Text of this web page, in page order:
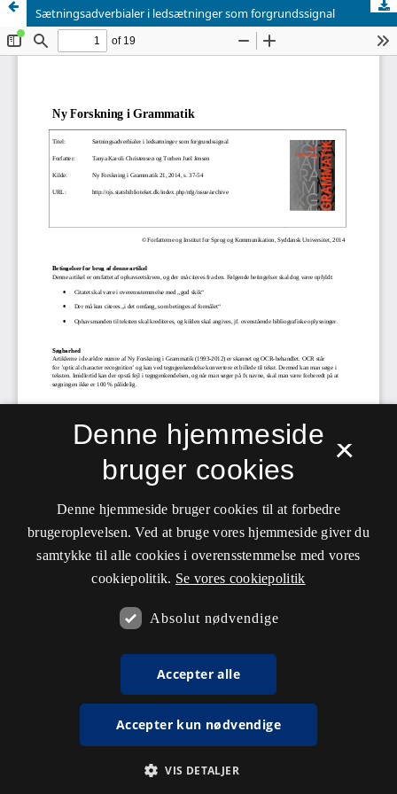
Sætningsadverbialer i ledsætninger som forgrundssignal
×
Denne hjemmeside
bruger cookies
Denne hjemmeside bruger cookies til at forbedre
brugeroplevelsen. Ved at bruge vores hjemmeside giver du
samtykke til alle cookies i overensstemmelse med vores
cookiepolitik. Se vores cookiepolitik
Absolut nødvendige
Accepter alle
Accepter kun nødvendige
VIS DETALJER